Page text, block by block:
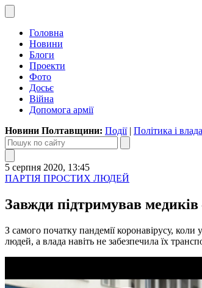
Головна
Новини
Блоги
Проекти
Фото
Досьє
Війна
Допомога армії
Новини Полтавщини: Події| Політика і влада
5 серпня 2020, 13:45
ПАРТІЯ ПРОСТИХ ЛЮДЕЙ
Завжди підтримував медиків
З самого початку пандемії коронавірусу,
людей, а влада навіть не забезпечила їх